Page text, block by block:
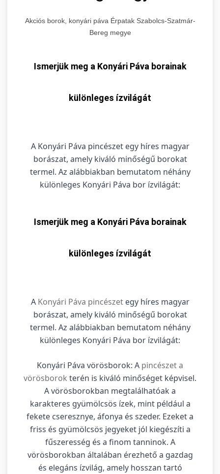
Akciós borok, konyári páva Érpatak Szabolcs-Szatmár-
Bereg megye
Ismerjük meg a Konyári Páva borainak
különleges ízvilágát
A Konyári Páva pincészet egy híres magyar
borászat, amely kiváló minőségű borokat
termel. Az alábbiakban bemutatom néhány
különleges Konyári Páva bor ízvilágát:
Ismerjük meg a Konyári Páva borainak
különleges ízvilágát
A Konyári Páva pincészetegy híres magyar
borászat, amely kiváló minőségű borokat
termel. Az alábbiakban bemutatom néhány
különleges Konyári Páva bor ízvilágát:
Konyári Páva vörösborok: A pincészet a
vörösborok terén is kiváló minőséget képvisel.
A vörösborokban megtalálhatóak a
karakteres gyümölcsös ízek, mint például a
fekete cseresznye, áfonya és szeder. Ezeket a
friss és gyümölcsös jegyeket jól kiegészíti a
fűszeresség és a finom tanninok. A
vörösborokban általában érezhető a gazdag
és elegáns ízvilág, amely hosszan tartó